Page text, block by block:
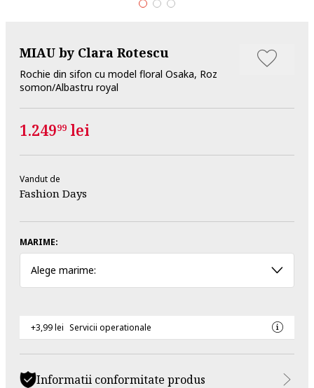
MIAU by Clara Rotescu
Rochie din sifon cu model floral Osaka, Roz
somon/Albastru royal
1.24999 lei
Vandut de
Fashion Days
MARIME:
Alege marime:
+3,99 lei Servicii operationale
Informatii conformitate produs